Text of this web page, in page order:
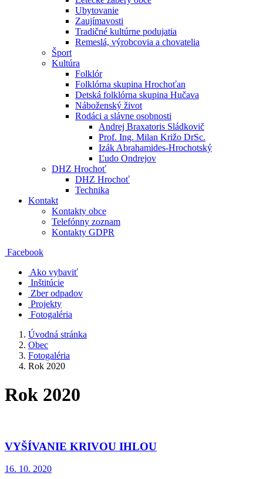
Ubytovanie
Zaujímavosti
Tradičné kultúrne podujatia
Remeslá, výrobcovia a chovatelia
Šport
Kultúra
Folklór
Folklórna skupina Hrochoťan
Detská folklórna skupina Hučava
Náboženský život
Rodáci a slávne osobnosti
Andrej Braxatoris Sládkovič
Prof. Ing. Milan Križo DrSc.
Izák Abrahamides-Hrochotský
Ľudo Ondrejov
DHZ Hrochoť
DHZ Hrochoť
Technika
Kontakt
Kontakty obce
Telefónny zoznam
Kontakty GDPR
Facebook
Ako vybaviť
Inštitúcie
Zber odpadov
Projekty
Fotogaléria
Úvodná stránka
Obec
Fotogaléria
Rok 2020
Rok 2020
VYŠÍVANIE KRIVOU IHLOU
16. 10. 2020